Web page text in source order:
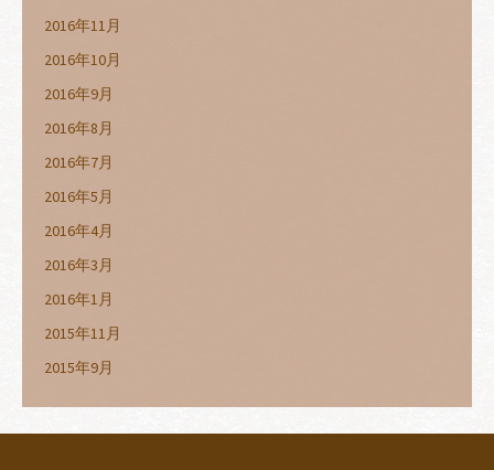
2016年11月
2016年10月
2016年9月
2016年8月
2016年7月
2016年5月
2016年4月
2016年3月
2016年1月
2015年11月
2015年9月